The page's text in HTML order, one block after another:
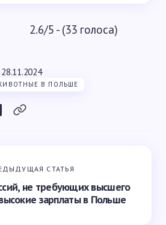
2.6/5 - (33 голоса)
28.11.2024
В ПОЛЬШЕ
СТАТЬЯ
не требующих высшего
зарплаты в Польше